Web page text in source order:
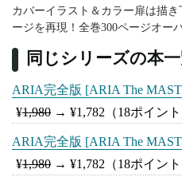
カバーイラスト＆カラー扉は描
ージを再現！全巻300ページオー
同じシリーズの本一
ARIA完全版 [ARIA The
¥1,980 → ¥1,782 （18ポイント
ARIA完全版 [ARIA The
¥1,980 → ¥1,782 （18ポイント